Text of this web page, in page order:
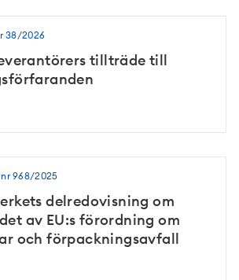
38/2026
tillträde till
968/2025
delredovisning om
av EU:s förordning om
och förpackningsavfall